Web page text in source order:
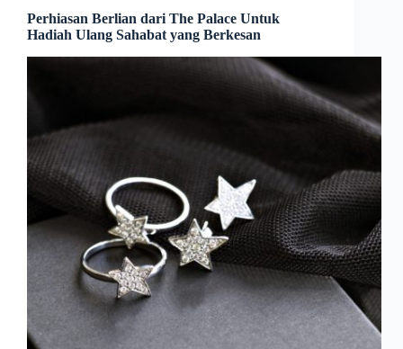
Perhiasan Berlian dari The Palace Untuk
Hadiah Ulang Sahabat yang Berkesan